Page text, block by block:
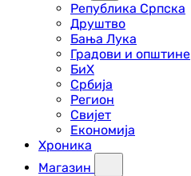
Република Српска
Друштво
Бања Лука
Градови и општине
БиХ
Србија
Регион
Свијет
Економија
Хроника
Магазин